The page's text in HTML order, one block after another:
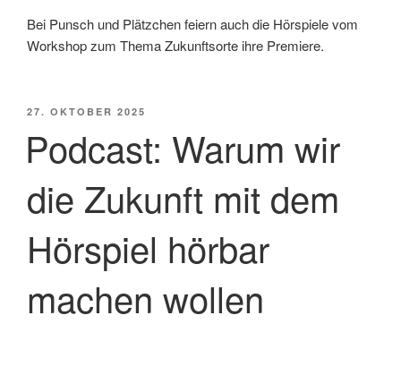
Bei Punsch und Plätzchen feiern auch die Hörspiele vom
Workshop zum Thema Zukunftsorte ihre Premiere.
VERÖFFENTLICHT
27. OKTOBER 2025
Podcast: Warum wir
die Zukunft mit dem
Hörspiel hörbar
machen wollen